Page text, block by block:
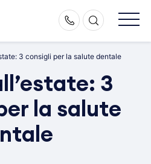
3 consigli per la salute dentale
3
la salute